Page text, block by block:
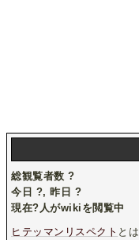
総観覧者数?
今日 ?, 昨日 ?
現在?人がwikiを閲覧中
ヒテッマンリスペクト とは